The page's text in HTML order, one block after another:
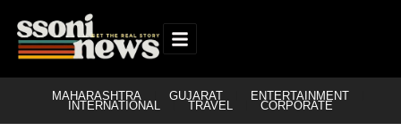
MAHARASHTRA GUJARAT ENTERTAINMENT
INTERNATIONAL TRAVEL CORPORATE